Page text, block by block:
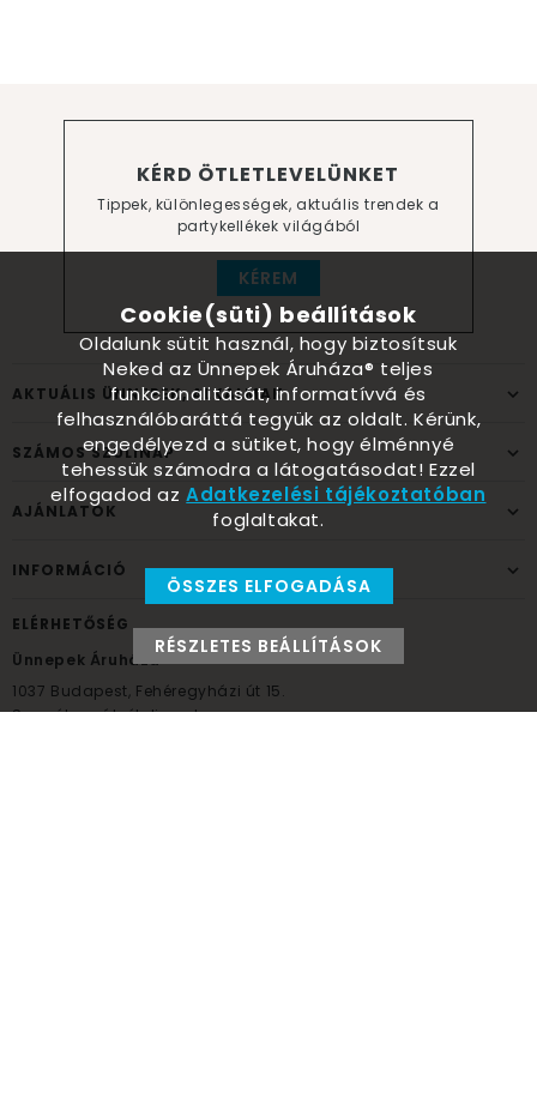
KÉRD ÖTLETLEVELÜNKET
Tippek, különlegességek, aktuális trendek a
partykellékek világából
KÉREM
AKTUÁLIS ÜNNEPEK, ALKALMAK
SZÁMOS SZÜLINAP
AJÁNLATOK
INFORMÁCIÓ
ELÉRHETŐSÉG
Ünnepek Áruháza
1037 Budapest, Fehéregyházi út 15.
Személyes átvételi pont
Cookie(süti) beállítások
Oldalunk sütit használ, hogy biztosítsuk
Neked az Ünnepek Áruháza® teljes
funkcionalitását, informatívvá és
felhasználóbaráttá tegyük az oldalt. Kérünk,
engedélyezd a sütiket, hogy élménnyé
tehessük számodra a látogatásodat! Ezzel
elfogadod azAdatkezelési tájékoztatóban
foglaltakat.
ÖSSZES ELFOGADÁSA
RÉSZLETES BEÁLLÍTÁSOK